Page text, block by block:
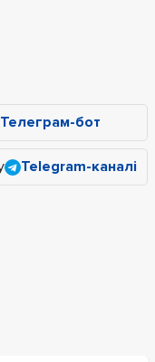
Телеграм-бот
Telegram-каналі